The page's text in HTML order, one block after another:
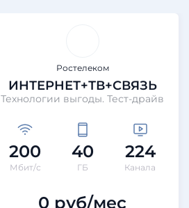
Ростелеком
ИНТЕРНЕТ+ТВ+СВЯЗЬ
Технологии выгоды. Тест-драйв
200
Мбит/с
40
ГБ
224
Канала
0 руб/мес